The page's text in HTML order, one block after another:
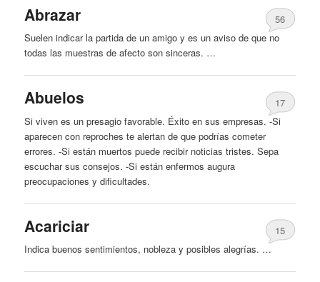
Abrazar
56
Suelen indicar la partida de un amigo y es un aviso de que no
todas las muestras de afecto son sinceras. …
Abuelos
17
Si viven es un presagio favorable. Éxito en sus empresas. -Si
aparecen con reprocheste alertan de que podrías cometer
errores. -Si están muertos puede recibir noticias tristes. Sepa
escuchar sus consejos. -Si están enfermos augura
preocupaciones y dificultades.
Acariciar
15
Indica buenos sentimientos, nobleza y posibles alegrías. …